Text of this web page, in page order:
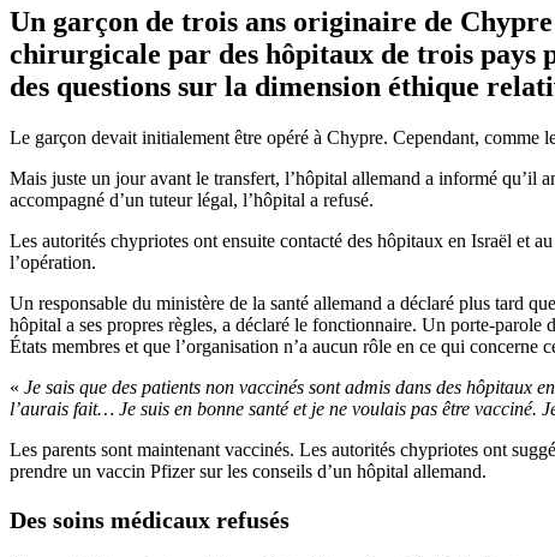
Un garçon de trois ans originaire de
chirurgicale par des hôpitaux de trois pays
des questions sur la dimension éthique
Le garçon devait initialement être opéré à Chypre. Cependant, comme
Mais juste un jour avant le transfert, l’hôpital allemand a informé qu’il
accompagné d’un tuteur légal, l’hôpital a refusé.
Les autorités chypriotes ont ensuite contacté des hôpitaux en Israël et
l’opération.
Un responsable du ministère de la santé allemand a déclaré plus tard
hôpital a ses propres règles, a déclaré le fonctionnaire. Un porte-parole
États membres et que l’organisation n’a aucun rôle en ce qui concerne
« Je sais que des patients non vaccinés sont admis dans des hôpitaux
l’aurais fait… Je suis en bonne santé et je ne voulais pas être vacciné.
Les parents sont maintenant vaccinés. Les autorités chypriotes ont
prendre un vaccin Pfizer sur les conseils d’un hôpital allemand.
Des soins médicaux refusés